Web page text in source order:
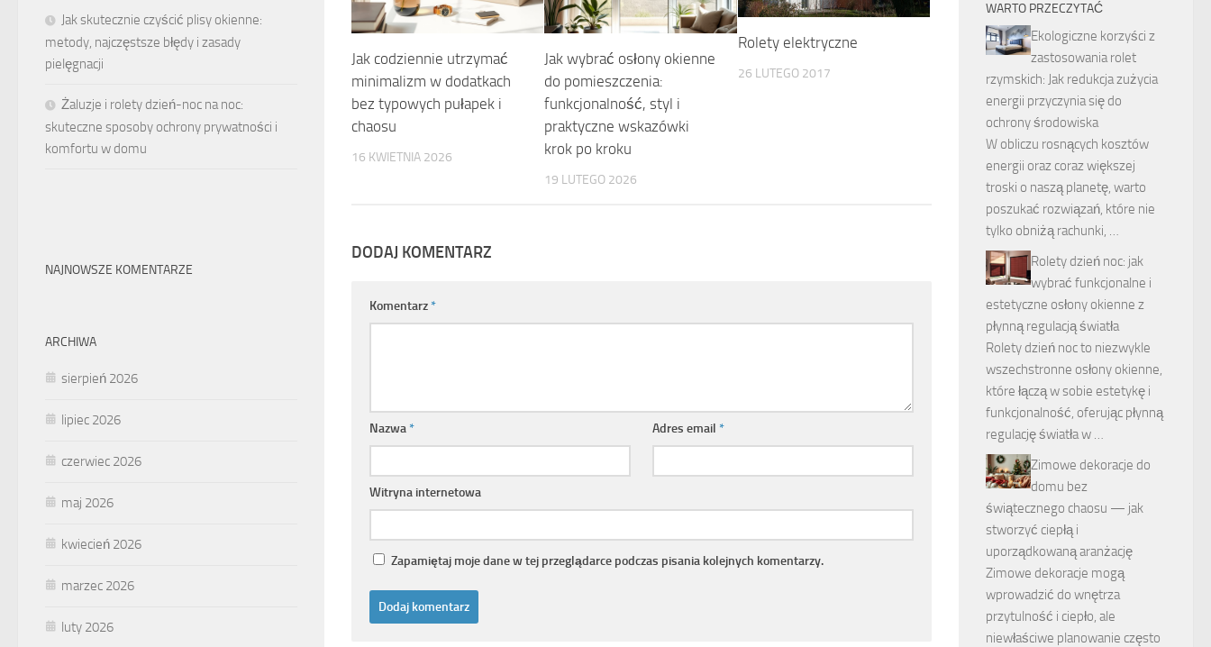
Jak codziennie utrzymać
minimalizm w dodatkach
bez typowych pułapek i
chaosu
16 KWIETNIA 2026
Jak wybrać osłony okienne
do pomieszczenia:
funkcjonalność, styl i
praktyczne wskazówki
krok po kroku
19 LUTEGO 2026
Rolety elektryczne
26 LUTEGO 2017
DODAJ KOMENTARZ
Komentarz*
Nazwa* Adres email*
Witryna internetowa
Zapamiętaj moje dane w tej przeglądarce podczas pisania kolejnych komentarzy.
Jak skutecznie czyścić plisy okienne:
metody, najczęstsze błędy i zasady
pielęgnacji
Żaluzje i rolety dzień-noc na noc:
skuteczne sposoby ochrony prywatności i
komfortu w domu
NAJNOWSZE KOMENTARZE
ARCHIWA
sierpień 2026
lipiec 2026
czerwiec 2026
maj 2026
kwiecień 2026
marzec 2026
luty 2026
WARTO PRZECZYTAĆ
Ekologiczne korzyści z
zastosowania rolet
rzymskich: Jak redukcja zużycia
energii przyczynia się do
ochrony środowiska
W obliczu rosnących kosztów
energii oraz coraz większej
troski o naszą planetę, warto
poszukać rozwiązań, które nie
tylko obniżą rachunki, …
Rolety dzień noc: jak
wybrać funkcjonalne i
estetyczne osłony okienne z
płynną regulacją światła
Rolety dzień noc to niezwykle
wszechstronne osłony okienne,
które łączą w sobie estetykę i
funkcjonalność, oferując płynną
regulację światła w …
Zimowe dekoracje do
domu bez
świątecznego chaosu — jak
stworzyć ciepłą i
uporządkowaną aranżację
Zimowe dekoracje mogą
wprowadzić do wnętrza
przytulność i ciepło, ale
niewłaściwe planowanie często